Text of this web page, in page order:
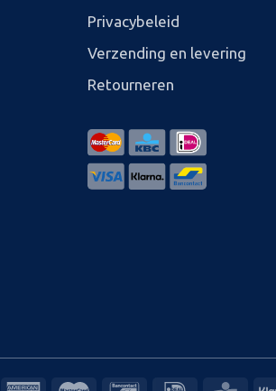
Privacybeleid
Verzending en levering
Retourneren